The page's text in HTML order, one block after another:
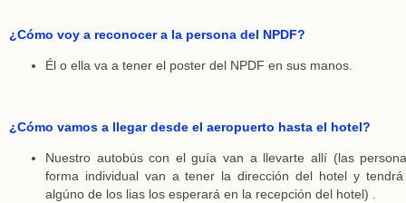
¿Cómo voy a reconocer a la persona del NPDF?
Él o ella va a tener el poster del NPDF en sus manos.
¿Cómo vamos a llegar desde el aeropuerto hasta el hotel?
Nuestro autobús con el guía van a llevarte allí (las
forma individual van a tener la dirección del hotel y
algúno de los lias los esperará en la recepción del hotel) .